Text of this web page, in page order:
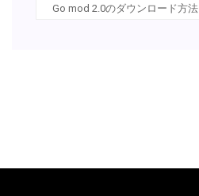
Go mod 2.0のダウンロード方法